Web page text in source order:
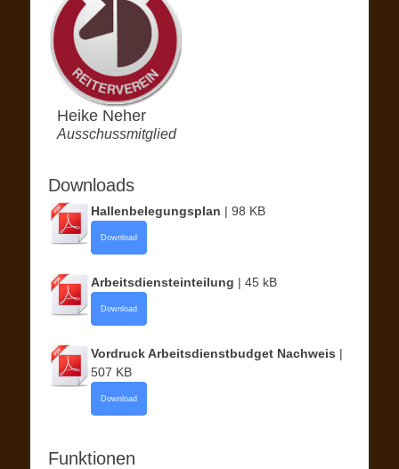
Heike Neher
Ausschussmitglied
Downloads
Hallenbelegungsplan | 98 KB
Download
Arbeitsdiensteinteilung | 45 kB
Download
Vordruck Arbeitsdienstbudget Nachweis |
507 KB
Download
Funktionen